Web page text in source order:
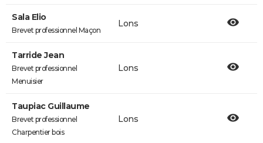
Sala Elio
Brevet professionnel Maçon
Lons
Tarride Jean
Brevet professionnel
Menuisier
Lons
Taupiac Guillaume
Brevet professionnel
Charpentier bois
Lons